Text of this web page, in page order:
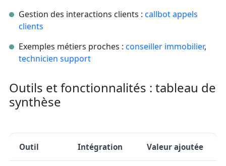
Gestion des interactions clients :callbot appels
clients
Exemples métiers proches :conseiller immobilier,
technicien support
Outils et fonctionnalités : tableau de
synthèse
Outil Intégration Valeur ajoutée